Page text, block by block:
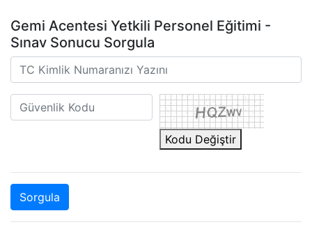
Gemi Acentesi Yetkili Personel Eğitimi -
Sınav Sonucu Sorgula
Kodu Değiştir
Sorgula